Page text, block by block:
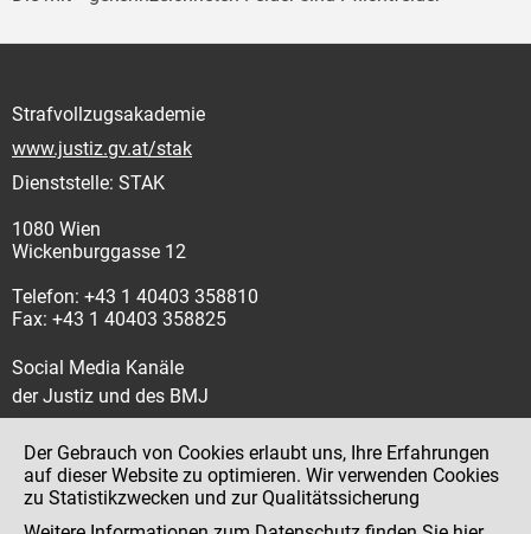
Strafvollzugsakademie
www.justiz.gv.at/stak
Dienststelle: STAK
1080 Wien
Wickenburggasse 12
Telefon: +43 1 40403 358810
Fax: +43 1 40403 358825
Social Media Kanäle
der Justiz und des BMJ
Impressum
Der Gebrauch von Cookies erlaubt uns, Ihre Erfahrungen
auf dieser Website zu optimieren. Wir verwenden Cookies
zu Statistikzwecken und zur Qualitätssicherung